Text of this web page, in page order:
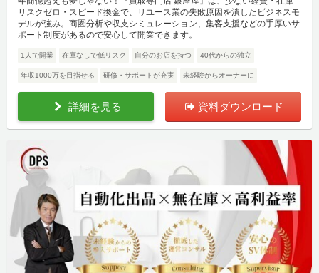
リスクゼロ・スピード換金で、リユース業の失敗原因を潰したビジネスモ
デルが強み。商圏分析や収支シミュレーション、集客支援などの手厚いサ
ポート制度があるので安心して開業できます。
1人で開業 在庫なしで低リスク 自分のお店を持つ 40代からの独立
年収1000万を目指せる 研修・サポートが充実 未経験からオーナーに
詳細を見る 資料ダウンロード